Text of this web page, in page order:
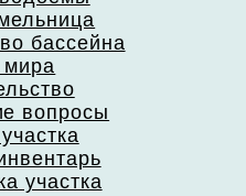
бассейна
вопросы
участка